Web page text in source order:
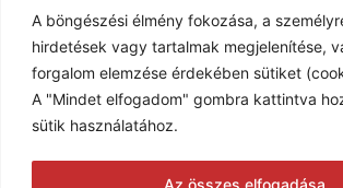
A böngészési élmény fokozása, a
hirdetések vagy tartalmak megjelenítése,
forgalom elemzése érdekében sütiket
A "Mindet elfogadom" gombra kattintva
sütik használatához.
Az összes elfogadása